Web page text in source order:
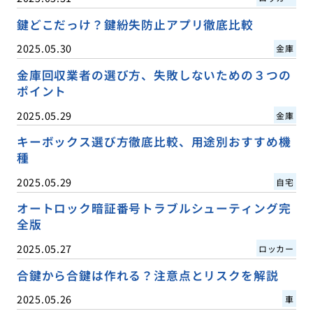
鍵どこだっけ？鍵紛失防止アプリ徹底比較
2025.05.30 金庫
金庫回収業者の選び方、失敗しないための３つの
ポイント
2025.05.29 金庫
キーボックス選び方徹底比較、用途別おすすめ機
種
2025.05.29 自宅
オートロック暗証番号トラブルシューティング完
全版
2025.05.27 ロッカー
合鍵から合鍵は作れる？注意点とリスクを解説
2025.05.26 車